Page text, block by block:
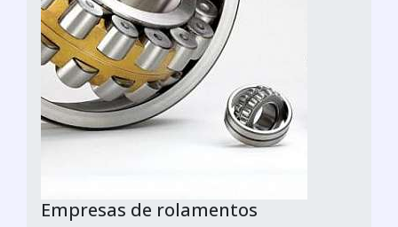
Empresas de rolamentos